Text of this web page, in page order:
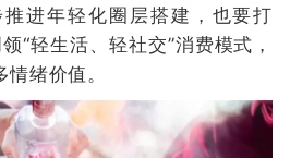
进年轻化圈层搭建，也要打
“轻生活、轻社交”消费模式，
绪价值。